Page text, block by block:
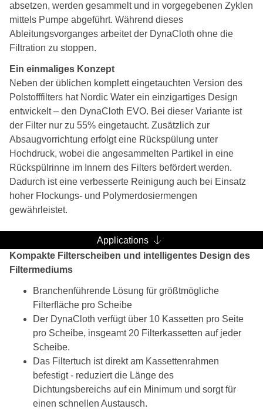
absetzen, werden gesammelt und in vorgegebenen Zyklen
mittels Pumpe abgeführt. Während dieses
Ableitungsvorganges arbeitet der DynaCloth ohne die
Filtration zu stoppen.
Ein einmaliges Konzept
Neben der üblichen komplett eingetauchten Version des
Polstofffilters hat Nordic Water ein einzigartiges Design
entwickelt – den DynaCloth EVO. Bei dieser Variante ist
der Filter nur zu 55% eingetaucht. Zusätzlich zur
Absaugvorrichtung erfolgt eine Rückspülung unter
Hochdruck, wobei die angesammelten Partikel in eine
Rückspülrinne im Innern des Filters befördert werden.
Dadurch ist eine verbesserte Reinigung auch bei Einsatz
hoher Flockungs- und Polymerdosiermengen
gewährleistet.
Applications
Kompakte Filterscheiben und intelligentes Design des
Filtermediums
Branchenführende Lösung für größtmögliche
Filterfläche pro Scheibe
Der DynaCloth verfügt über 10 Kassetten pro Seite
pro Scheibe, insgeamt 20 Filterkassetten auf jeder
Scheibe.
Das Filtertuch ist direkt am Kassettenrahmen
befestigt - reduziert die Länge des
Dichtungsbereichs auf ein Minimum und sorgt für
einen schnellen Austausch.